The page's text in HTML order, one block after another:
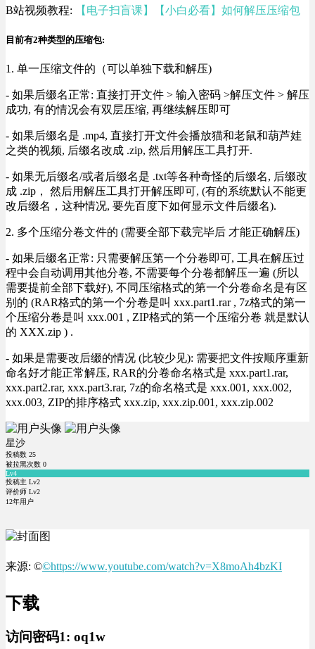
B站视频教程: 【电子扫盲课】【小白必看】如何解压压缩包
目前有2种类型的压缩包:
1. 单一压缩文件的（可以单独下载和解压)
- 如果后缀名正常: 直接打开文件 > 输入密码 >解压文件 > 解压
成功, 有的情况会有双层压缩, 再继续解压即可
- 如果后缀名是 .mp4, 直接打开文件会播放猫和老鼠和葫芦娃
之类的视频, 后缀名改成 .zip, 然后用解压工具打开.
- 如果无后缀名/或者后缀名是 .txt等各种奇怪的后缀名, 后缀改
成 .zip， 然后用解压工具打开解压即可, (有的系统默认不能更
改后缀名，这种情况, 要先百度下如何显示文件后缀名).
2. 多个压缩分卷文件的 (需要全部下载完毕后 才能正确解压)
- 如果后缀名正常: 只需要解压第一个分卷即可, 工具在解压过
程中会自动调用其他分卷, 不需要每个分卷都解压一遍 (所以
需要提前全部下载好), 不同压缩格式的第一个分卷命名是有区
别的 (RAR格式的第一个分卷是叫 xxx.part1.rar , 7z格式的第一
个压缩分卷是叫 xxx.001 , ZIP格式的第一个压缩分卷 就是默认
的 XXX.zip ) .
- 如果是需要改后缀的情况 (比较少见): 需要把文件按顺序重新
命名好才能正常解压, RAR的分卷命名格式是 xxx.part1.rar,
xxx.part2.rar, xxx.part3.rar, 7z的命名格式是 xxx.001, xxx.002,
xxx.003, ZIP的排序格式 xxx.zip, xxx.zip.001, xxx.zip.002
星沙
投稿数 25
被拉黑次数 0
Lv4
投稿主 Lv2
评价师 Lv2
12年用户
来源: ©©https://www.youtube.com/watch?v=X8moAh4bzKI
下载
访问密码1: oq1w